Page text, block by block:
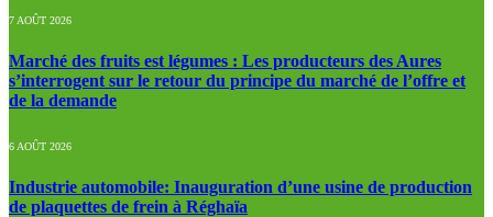
7 AOÛT 2026
Marché des fruits est légumes : Les producteurs des Aures
s’interrogent sur le retour du principe du marché de l’offre et
de la demande
6 AOÛT 2026
Industrie automobile: Inauguration d’une usine de production
de plaquettes de frein à Réghaïa